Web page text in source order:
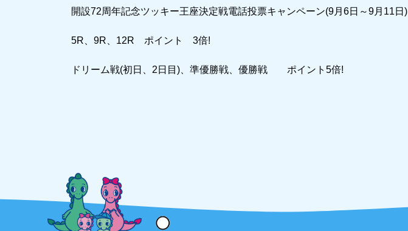
開設72周年記念ツッキー王座決定戦電話投票キャンペーン(9月6日～9月11日)
5R、9R、12R ポイント 3倍!
ドリーム戦(初日、2日目)、準優勝戦、優勝戦 ポイント5倍!